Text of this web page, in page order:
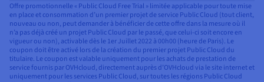
Offre promotionnelle « Public Cloud Free Trial » limitée applicable pour toute mise
en place et consommation d’un premier projet de service Public Cloud (tout client,
nouveau ou non, peut demander à bénéficier de cette offre dans la mesure où il
n’a pas déjà créé un projet Public Cloud par le passé, que celui-ci soit encore en
vigueur ou non), activable dès le 1er Juillet 2022 à 00h00 (heure de Paris). Le
coupon doit être activé lors de la création du premier projet Public Cloud du
titulaire. Le coupon est valable uniquement pour les achats de prestation de
service fournis par OVHcloud, directement auprès d’OVHcloud via le site internet et
uniquement pour les services Public Cloud, sur toutes les régions Public Cloud